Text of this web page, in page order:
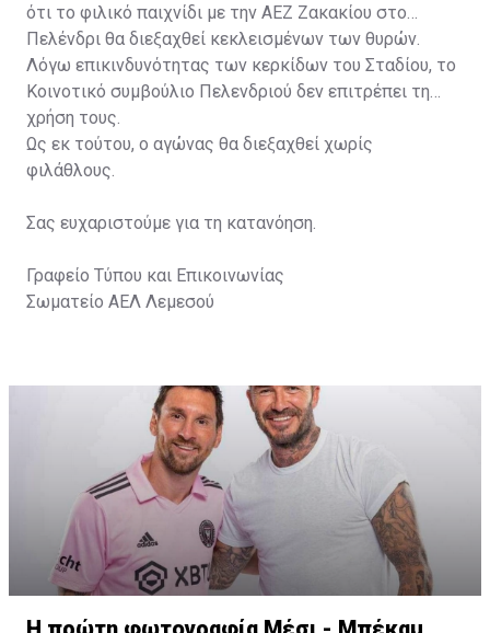
ότι το φιλικό παιχνίδι με την ΑΕΖ Ζακακίου στο
Πελένδρι θα διεξαχθεί κεκλεισμένων των θυρών.
Λόγω επικινδυνότητας των κερκίδων του Σταδίου, το
Κοινοτικό συμβούλιο Πελενδριού δεν επιτρέπει τη
χρήση τους.
Ως εκ τούτου, ο αγώνας θα διεξαχθεί χωρίς
φιλάθλους.
Σας ευχαριστούμε για τη κατανόηση.
Γραφείο Τύπου και Επικοινωνίας
Σωματείο ΑΕΛ Λεμεσού